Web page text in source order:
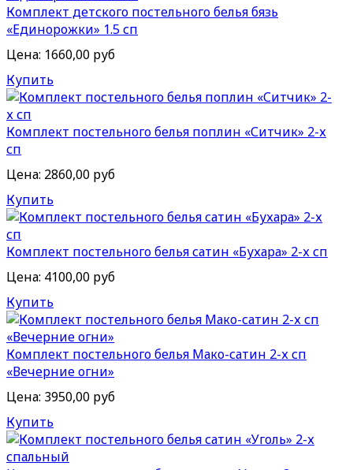
Комплект детского постельного белья бязь
«Единорожки» 1.5 сп
Цена: 1660,00 руб
Купить
Комплект постельного белья поплин «Ситчик» 2-х
сп
Цена: 2860,00 руб
Купить
Комплект постельного белья сатин «Бухара» 2-х сп
Цена: 4100,00 руб
Купить
Комплект постельного белья Мако-сатин 2-х сп
«Вечерние огни»
Цена: 3950,00 руб
Купить